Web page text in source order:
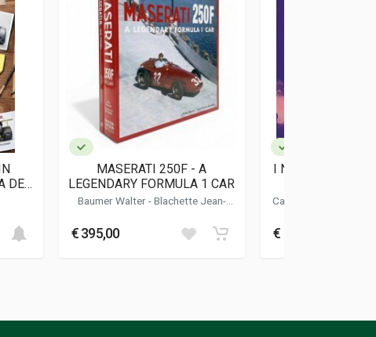
DEL
E
MASERATI 250F - A
LEGENDARY FORMULA 1 CAR
Baumer Walter-Blachette Jean-
€ 395,00
I NEMICI DEL
Cavicchi Carlo
€ 39,00